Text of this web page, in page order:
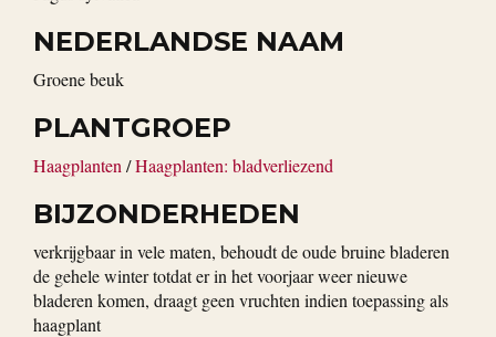
NEDERLANDSE NAAM
groene beuk
PLANTGROEP
Haagplanten /Haagplanten: bladverliezend
BIJZONDERHEDEN
verkrijgbaar in vele maten, behoudt de oude bruine bladeren
de gehele winter totdat er in het voorjaar weer nieuwe
bladeren komen, draagt geen vruchten indien toepassing als
haagplant